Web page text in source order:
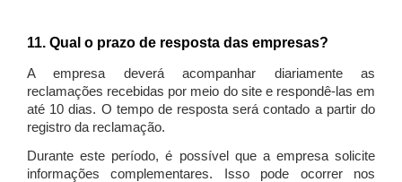
11. Qual o prazo de resposta das empresas?
A empresa deverá acompanhar diariamente as
reclamações recebidas por meio do site e respondê-las em
até 10 dias. O tempo de resposta será contado a partir do
registro da reclamação.
Durante este período, é possível que a empresa solicite
informações complementares. Isso pode ocorrer nos